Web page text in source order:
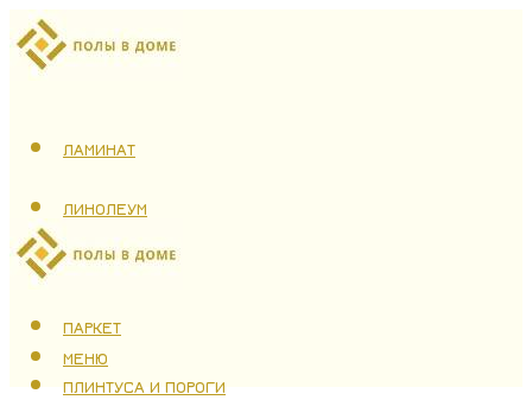
ЛАМИНАТ
ЛИНОЛЕУМ
ТЕПЛЫЙ ПОЛ
ПАРКЕТ
ПЛИНТУСА И ПОРОГИ
МЕНЮ